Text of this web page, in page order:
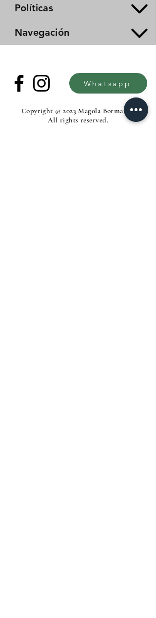
Políticas
Navegación
Whatsapp
Copyright © 2023 Magola Borman®.
All rights reserved.